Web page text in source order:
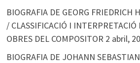
BIOGRAFIA DE GEORG FRIEDRICH
/ CLASSIFICACIÓ I INTERPRETACIÓ
OBRES DEL COMPOSITOR 2 abril,
BIOGRAFIA DE JOHANN